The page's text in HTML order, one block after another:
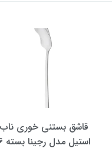
قاشق بستنی خوری ناب
استیل